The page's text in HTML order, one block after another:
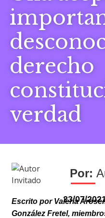
derecho
verdad
Escrito por Valeria
González Fretel,
23/07/